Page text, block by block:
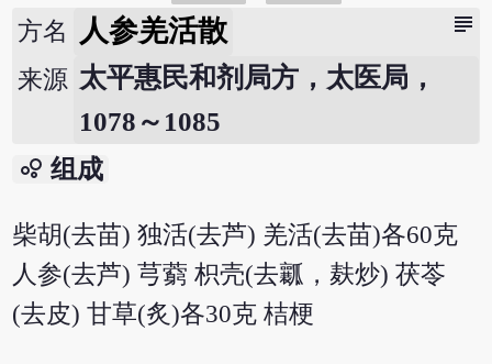
subject
方名 人参羌活散
来源 太平惠民和剂局方，太医局，
1078～1085
bubble_chart 组成
柴胡(去苗) 独活(去芦) 羌活(去苗)各60克
人参(去芦) 芎藭 枳壳(去瓤，麸炒) 茯苓
(去皮) 甘草(炙)各30克 桔梗